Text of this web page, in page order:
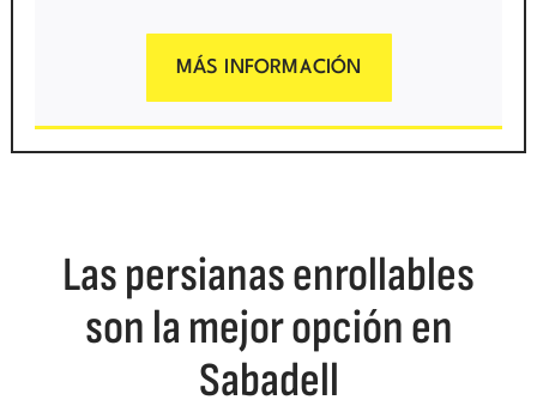
MÁS INFORMACIÓN
Las persianas enrollables
son la mejor opción en
Sabadell